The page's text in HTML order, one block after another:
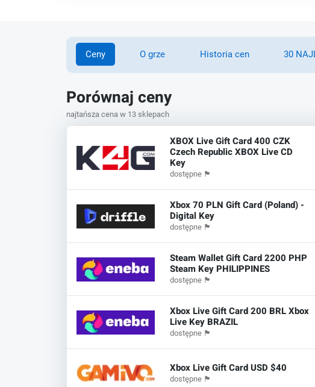
Ceny O grze Historia cen 30
Porównaj ceny
najtańsza cena w 13 sklepach
XBOX Live Gift Card 400 CZK
Czech Republic XBOX Live CD
Key
dostępne 🏴
Xbox 70 PLN Gift Card (Poland) -
Digital Key
dostępne 🏴
Steam Wallet Gift Card 2200 PHP
Steam Key PHILIPPINES
dostępne 🏴
Xbox Live Gift Card 200 BRL Xbox
Live Key BRAZIL
dostępne 🏴
Xbox Live Gift Card USD $40
dostępne 🏴